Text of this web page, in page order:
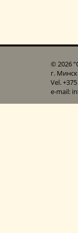
© 2026
г.
Vel.
e-mail: